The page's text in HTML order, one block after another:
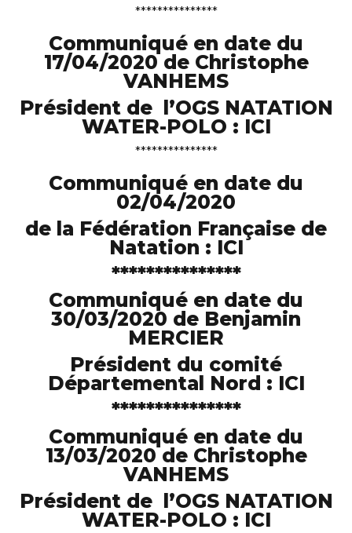
***************
Communiqué en date du
17/04/2020 de Christophe
VANHEMS
Président de l’OGS NATATION
WATER-POLO : ICI
***************
Communiqué en date du
02/04/2020
de la Fédération Française de
Natation : ICI
***************
Communiqué en date du
30/03/2020 de Benjamin
MERCIER
Président du comité
Départemental Nord : ICI
***************
Communiqué en date du
13/03/2020 de Christophe
VANHEMS
Président de l’OGS NATATION
WATER-POLO : ICI